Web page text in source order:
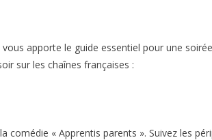
apporte le guide essentiel pour une
sur les chaînes françaises :
comédie « Apprentis parents ». Suivez les